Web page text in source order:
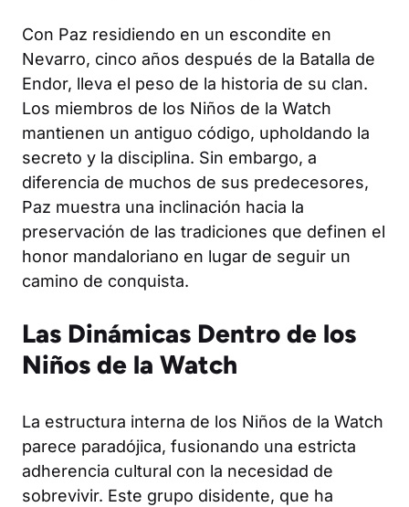
Con Paz residiendo en un escondite en
Nevarro, cinco años después de la Batalla de
Endor, lleva el peso de la historia de su clan.
Los miembros de los Niños de la Watch
mantienen un antiguo código, upholdando la
secreto y la disciplina. Sin embargo, a
diferencia de muchos de sus predecesores,
Paz muestra una inclinación hacia la
preservación de las tradiciones que definen el
honor mandaloriano en lugar de seguir un
camino de conquista.
Las Dinámicas Dentro de los
Niños de la Watch
La estructura interna de los Niños de la Watch
parece paradójica, fusionando una estricta
adherencia cultural con la necesidad de
sobrevivir. Este grupo disidente, que ha